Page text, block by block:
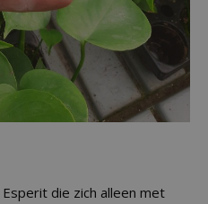
die zich alleen met